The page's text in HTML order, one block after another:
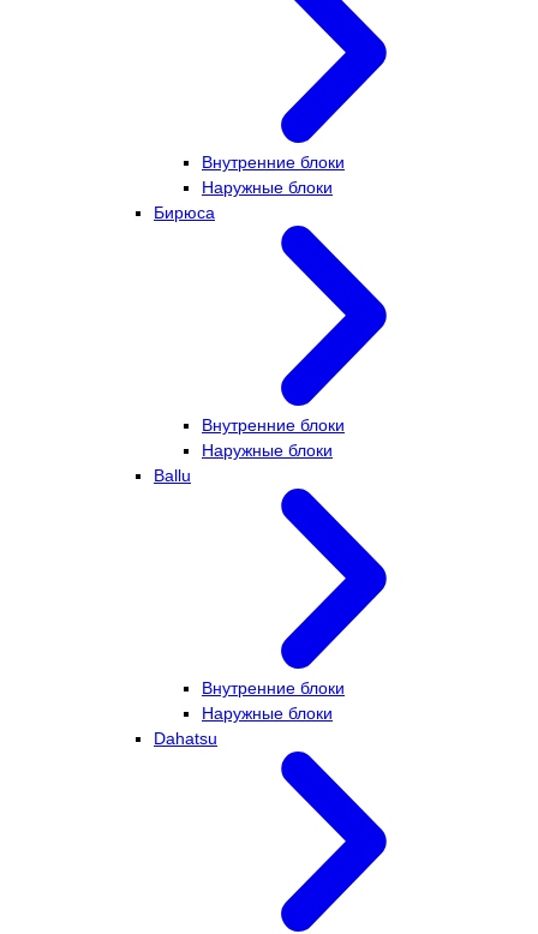
Внутренние блоки
Наружные блоки
Бирюса
Внутренние блоки
Наружные блоки
Ballu
Внутренние блоки
Наружные блоки
Dahatsu